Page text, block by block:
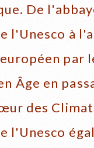
De
l'Unesco à
par
Âge en
des
l'Unesco